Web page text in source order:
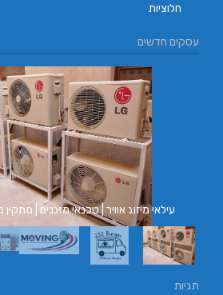
חלוציות
עסקים חדשים
עילאי מיזוג אוויר | טכנאי מזגנים | מתקין
תגיות